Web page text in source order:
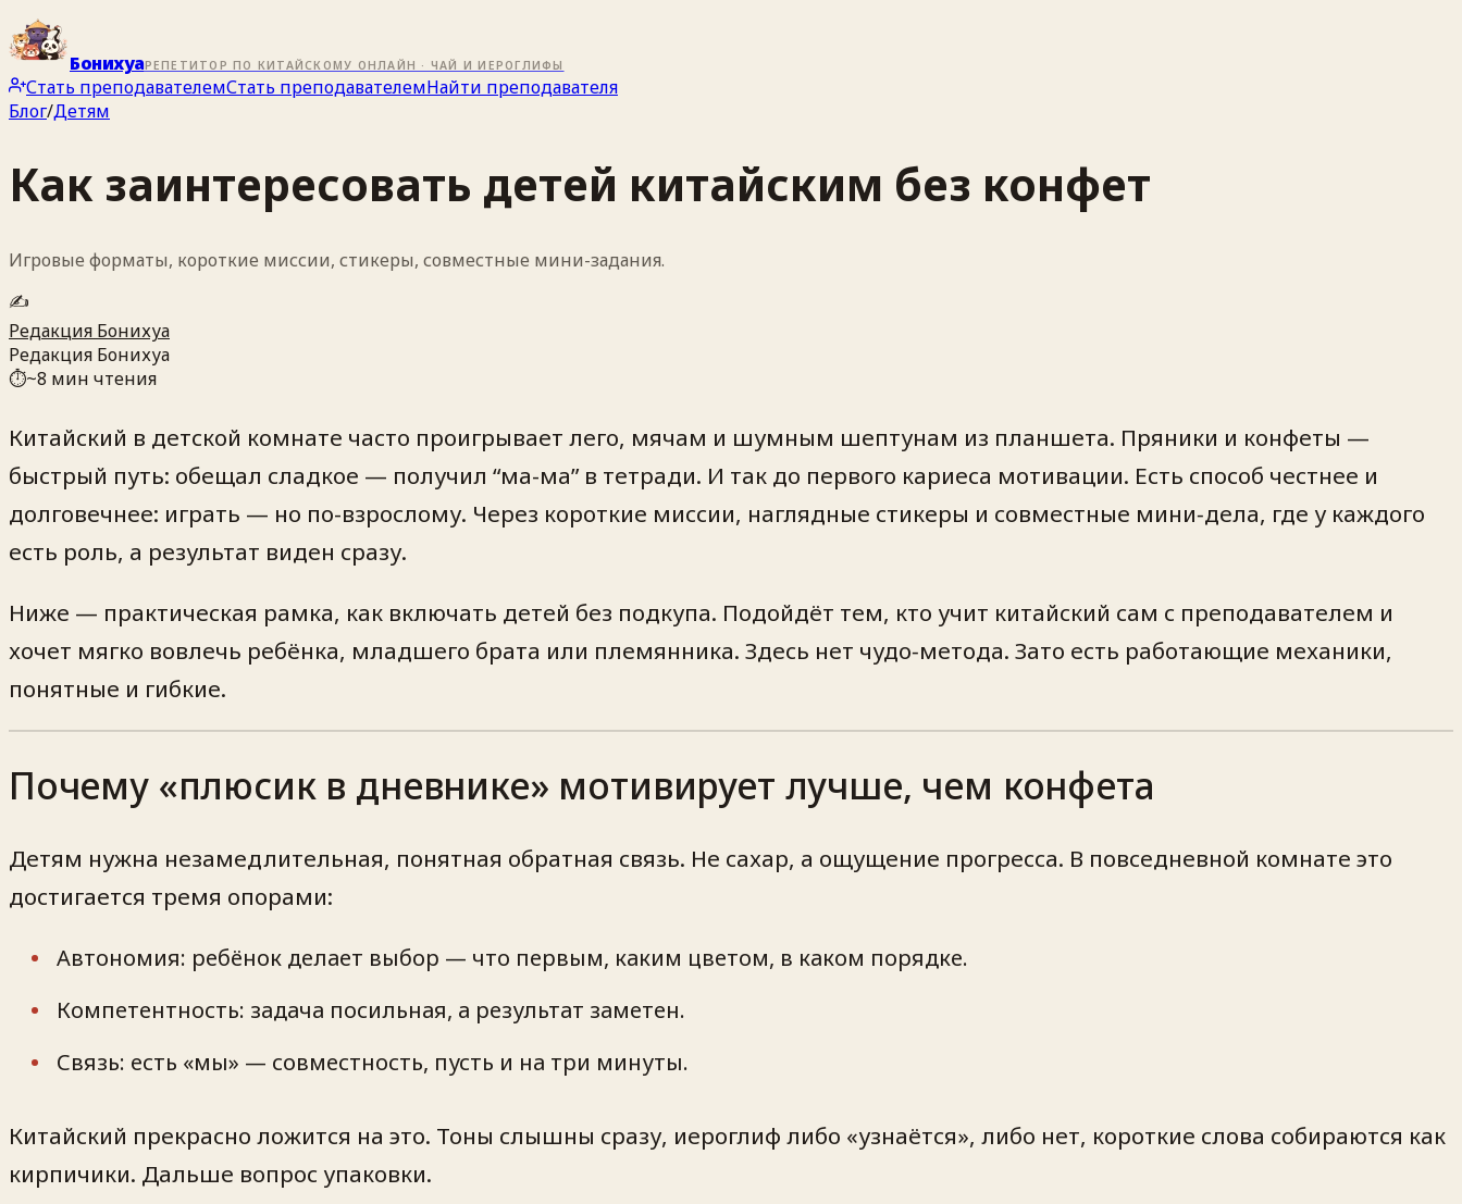
БонихуаРЕПЕТИТОР ПО КИТАЙСКОМУ ОНЛАЙН · ЧАЙ И ИЕРОГЛИФЫ
Стать преподавателемСтать преподавателемНайти преподавателя
Блог/Детям
Как заинтересовать детей китайским без конфет
Игровые форматы, короткие миссии, стикеры, совместные мини-задания.
✍️
Редакция Бонихуа
Редакция Бонихуа
⏱~8 мин чтения
Китайский в детской комнате часто проигрывает лего, мячам и шумным шептунам из планшета. Пряники и конфеты —
быстрый путь: обещал сладкое — получил “ма-ма” в тетради. И так до первого кариеса мотивации. Есть способ честнее и
долговечнее: играть — но по-взрослому. Через короткие миссии, наглядные стикеры и совместные мини‑дела, где у каждого
есть роль, а результат виден сразу.
Ниже — практическая рамка, как включать детей без подкупа. Подойдёт тем, кто учит китайский сам с преподавателем и
хочет мягко вовлечь ребёнка, младшего брата или племянника. Здесь нет чудо‑метода. Зато есть работающие механики,
понятные и гибкие.
Почему «плюсик в дневнике» мотивирует лучше, чем конфета
Детям нужна незамедлительная, понятная обратная связь. Не сахар, а ощущение прогресса. В повседневной комнате это
достигается тремя опорами:
Автономия: ребёнок делает выбор — что первым, каким цветом, в каком порядке.
Компетентность: задача посильная, а результат заметен.
Связь: есть «мы» — совместность, пусть и на три минуты.
Китайский прекрасно ложится на это. Тоны слышны сразу, иероглиф либо «узнаётся», либо нет, короткие слова собираются как
кирпичики. Дальше вопрос упаковки.